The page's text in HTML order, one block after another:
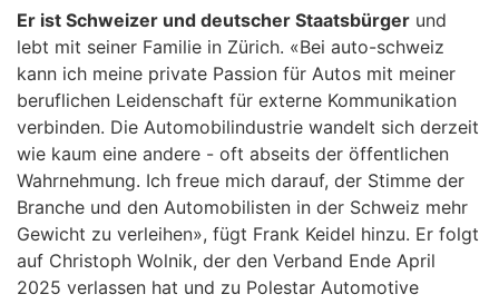
Er ist Schweizer und deutscher Staatsbürger und
lebt mit seiner Familie in Zürich. «Bei auto-schweiz
kann ich meine private Passion für Autos mit meiner
beruflichen Leidenschaft für externe Kommunikation
verbinden. Die Automobilindustrie wandelt sich derzeit
wie kaum eine andere - oft abseits der öffentlichen
Wahrnehmung. Ich freue mich darauf, der Stimme der
Branche und den Automobilisten in der Schweiz mehr
Gewicht zu verleihen», fügt Frank Keidel hinzu. Er folgt
auf Christoph Wolnik, der den Verband Ende April
2025 verlassen hat und zu Polestar Automotive